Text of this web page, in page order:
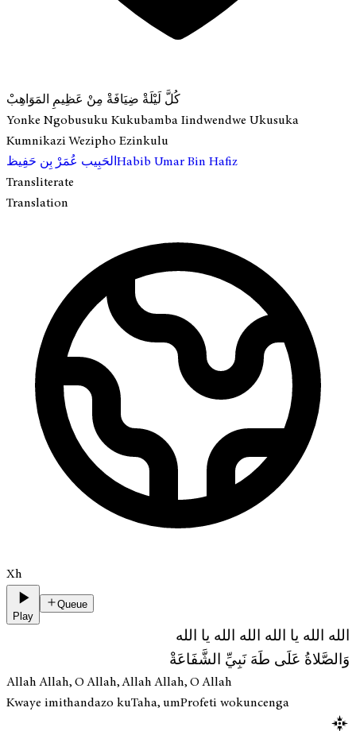
كُلَّ لَيْلَةْ ضِيَافَةْ مِنْ عَظِيمِ المَوَاهِبْ
Yonke Ngobusuku Kukubamba Iindwendwe Ukusuka
Kumnikazi Wezipho Ezinkulu
الحَبِيب عُمَرْ بِن حَفِيظHabib Umar Bin Hafiz
Transliterate
Translation
Xh
Play
Queue
الله الله يا الله الله الله يا الله
وَالصَّلاةُ عَلَى طَهَ نَبِيِّ الشَّفَاعَةْ
Allah Allah, O Allah, Allah Allah, O Allah
Kwaye imithandazo kuTaha, umProfeti wokuncenga